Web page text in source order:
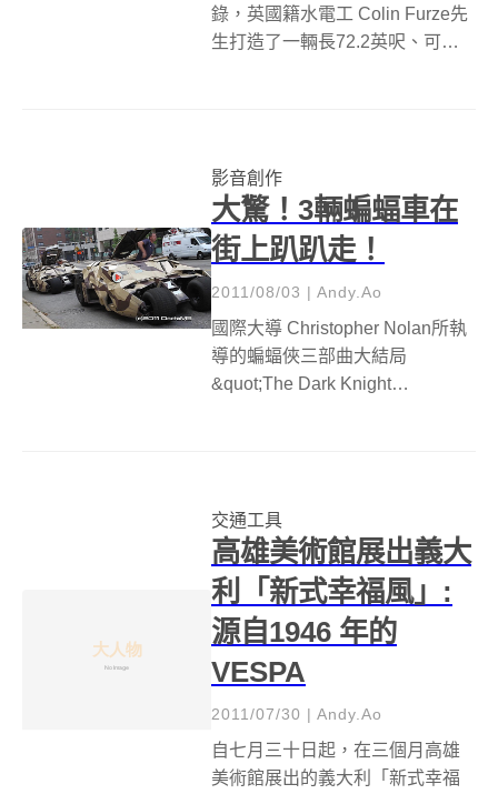
錄，英國籍水電工 Colin Furze先
生打造了一輛長72.2英呎、可搭
影音創作
大驚！3輛蝙蝠車在
街上趴趴走！
2011/08/03 | Andy.Ao
國際大導 Christopher Nolan所執
導的蝙蝠俠三部曲大結局
&quot;The Dark Knight
交通工具
高雄美術館展出義大
利「新式幸福風」:
源自1946 年的
VESPA
2011/07/30 | Andy.Ao
自七月三十日起，在三個月高雄
美術館展出的義大利「新式幸福